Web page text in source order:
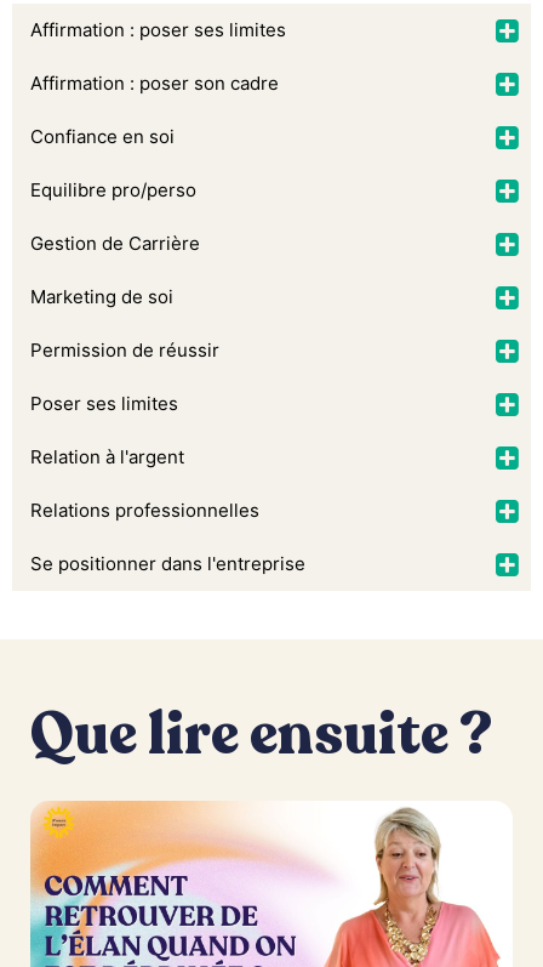
Affirmation : poser ses limites
Affirmation : poser son cadre
Confiance en soi
Equilibre pro/perso
Gestion de Carrière
Marketing de soi
Permission de réussir
Poser ses limites
Relation à l'argent
Relations professionnelles
Se positionner dans l'entreprise
Que lire ensuite ?